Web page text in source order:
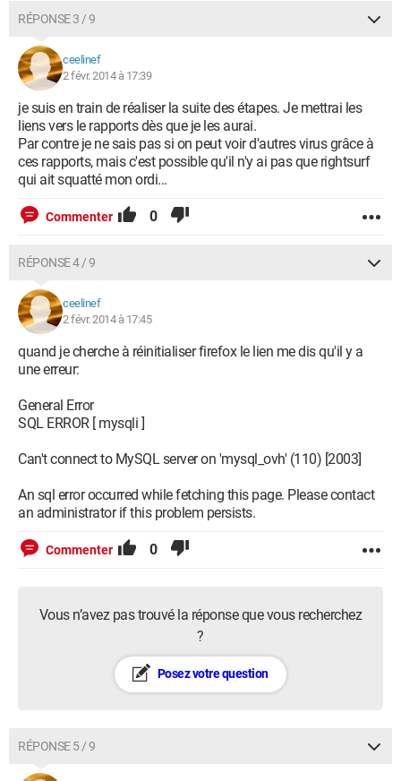
-\\ Internet Explorer v9.0.8112.16526
Paramètre Restauré : HKLM\SOFTWARE\Microsoft\Internet
Explorer\Main [Start Page]
Paramètre Restauré : HKLM\SOFTWARE\Microsoft\Internet
Explorer\AboutURls [Tabs]
-\\ Mozilla Firefox v26.0 (fr)
[ Fichier :
1h20injk.default\prefs.js ]
user_pref("CT2504091..clientLogIsEnabled", false);
user_pref("CT2504091..clientLogServiceUrl",
"hxxp://clientlog.users.conduit.com/ClientDiagnostics.asmx/
ReportDiagnosticsEvent");
Ligne Supprimée :
user_pref("CT2504091..uninstallLogServiceUrl",
oolbarUninstallation");
Ligne Supprimée :
R", false);
"hxxp://www.conduit.com/privacy/default.aspx");
Ligne Supprimée :
4829376918", true);
8296257215", true);
Ligne Supprimée :
user_pref("CT2504091.BrowserCompStateIsOpen_13596342
Ligne Supprimée :
user_pref("CT2504091.BrowserCompStateIsOpen_13672265
"CT2504091");
RÉPONSE 3 / 9
ceelinef
2 févr. 2014 à 17:39
je suis en train de réaliser la suite des étapes. Je mettrai les
liens vers le rapports dès que je les aurai.
Par contre je ne sais pas si on peut voir d'autres virus grâce à
ces rapports, mais c'est possible qu'il n'y ai pas que rightsurf
qui ait squatté mon ordi...
Commenter 0
RÉPONSE 4 / 9
ceelinef
2 févr. 2014 à 17:45
quand je cherche à réinitialiser firefox le lien me dis qu'il y a
une erreur:
General Error
SQL ERROR [ mysqli ]
Can't connect to MySQL server on 'mysql_ovh' (110) [2003]
An sql error occurred while fetching this page. Please contact
an administrator if this problem persists.
Commenter 0
Vous n’avez pas trouvé la réponse que vous recherchez
?
Posez votre question
RÉPONSE 5 / 9